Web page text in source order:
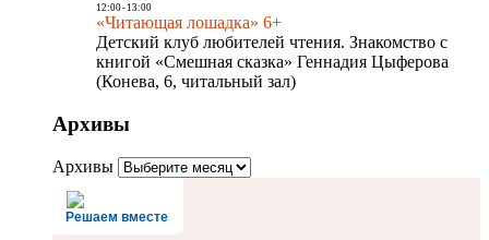
12:00- 13:00
«Читающая лошадка» 6+
Детский клуб любителей чтения. Знакомство с
книгой «Смешная сказка» Геннадия Цыферова
(Конева, 6, читальный зал)
Архивы
Архивы
Решаем вместе